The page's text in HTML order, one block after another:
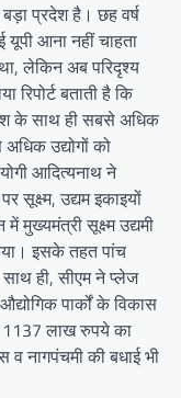
प्रदेश है। छह वर्ष
आना नहीं चाहता
लेकिन अब परिदृश्य
बताती है कि
के साथ ही सबसे अधिक
उद्योगों को
आदित्यनाथ ने
सूक्ष्म, उद्यम इकाइयों
मुख्यमंत्री सूक्ष्म उद्यमी
इसके तहत पांच
ही, सीएम ने प्लेज
पार्कों के विकास
लाख रुपये का
व नागपंचमी की बधाई भी